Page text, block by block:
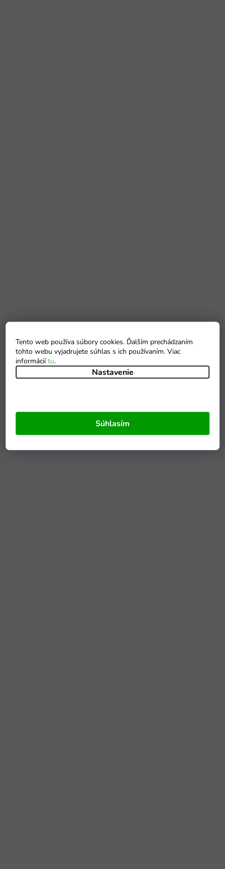
Tento web používa súbory cookies. Ďalším prechádzaním
tohto webu vyjadrujete súhlas s ich používaním. Viac
informáciítu.
Nastavenie
Súhlasím